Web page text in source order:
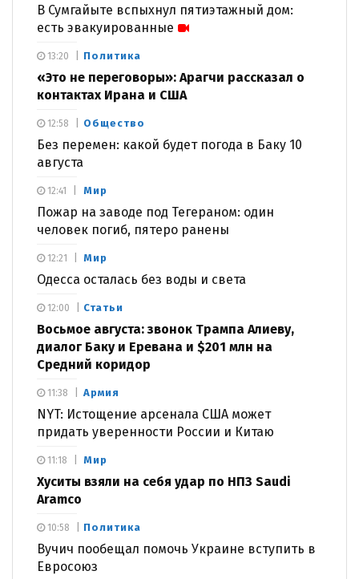
В Сумгайыте вспыхнул пятиэтажный дом:
есть эвакуированные
Политика
«Это не переговоры»: Арагчи рассказал о
контактах Ирана и США
13:20
Общество
Без перемен: какой будет погода в Баку 10
августа
12:58
Мир
Пожар на заводе под Тегераном: один
человек погиб, пятеро ранены
12:41
Мир
Одесса осталась без воды и света
12:21
Статьи
Восьмое августа: звонок Трампа Алиеву,
диалог Баку и Еревана и $201 млн на
Средний коридор
12:00
Армия
NYT: Истощение арсенала США может
придать уверенности России и Китаю
11:38
Мир
Хуситы взяли на себя удар по НПЗ Saudi
Aramco
11:18
Политика
Вучич пообещал помочь Украине вступить в
Евросоюз
10:58